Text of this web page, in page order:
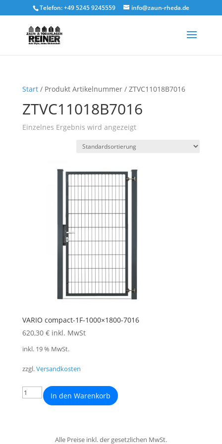
Telefon: +49 5245 9245559 info@zaun-rheda.de
Start/ Produkt Artikelnummer / ZTVC11018B7016
ZTVC11018B7016
Einzelnes Ergebnis wird angezeigt
VARIO compact-1F-1000×1800-7016
620,30 € inkl. MwSt
inkl. 19 % MwSt.
zzgl.Versandkosten
In den Warenkorb
Alle Preise inkl. der gesetzlichen MwSt.